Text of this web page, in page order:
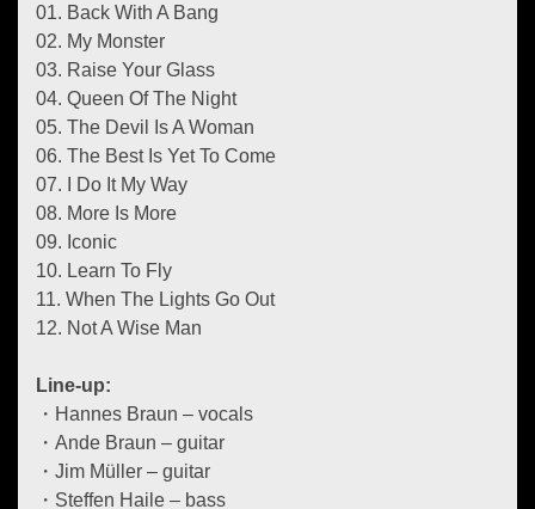
01. Back With A Bang
02. My Monster
03. Raise Your Glass
04. Queen Of The Night
05. The Devil Is A Woman
06. The Best Is Yet To Come
07. I Do It My Way
08. More Is More
09. Iconic
10. Learn To Fly
11. When The Lights Go Out
12. Not A Wise Man
Line-up:
・Hannes Braun – vocals
・Ande Braun – guitar
・Jim Müller – guitar
・Steffen Haile – bass